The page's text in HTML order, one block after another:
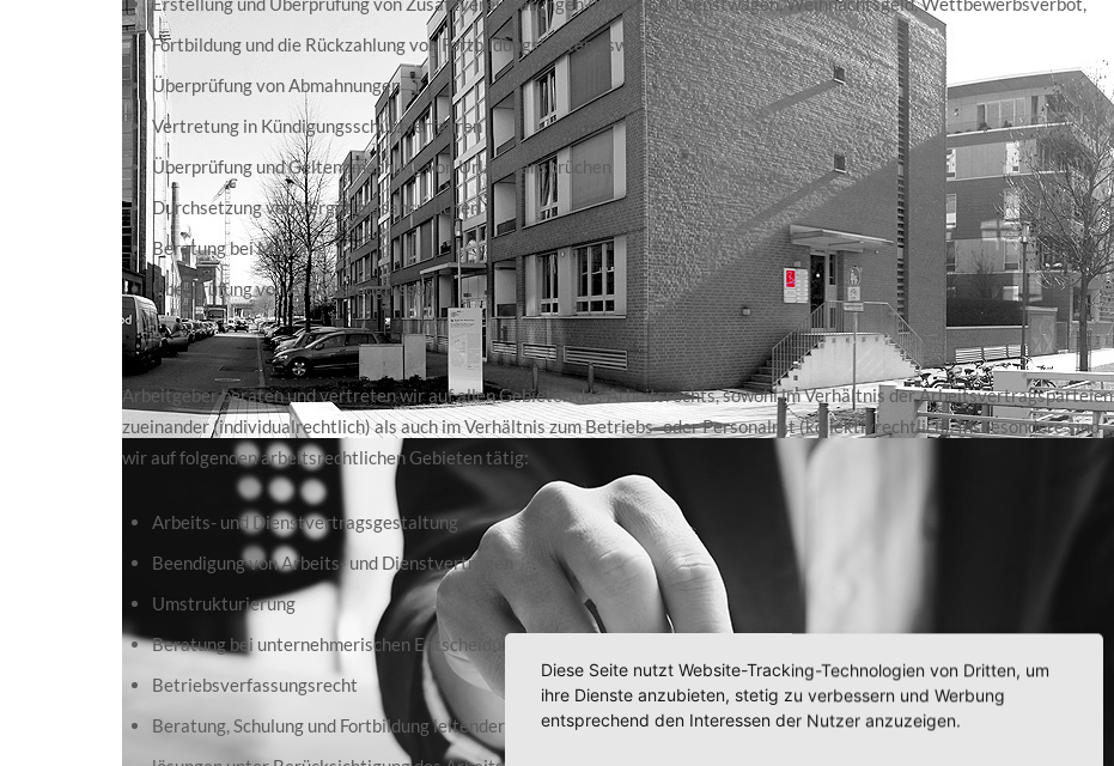
Fortbildung und die Rückzahlung von Fortbildungskosten usw.)
Überprüfung von Abmahnungen
Vertretung in Kündigungsschutzverfahren
Überprüfung und Geltendmachung von Urlaubsansprüchen
Durchsetzung von Vergütungsansprüchen
Beratung bei Mobbing
Überprüfung von Arbeitszeugnissen
Arbeitgeber beraten und vertreten wir auf allen Gebieten des Arbeitsrechts, sowohl im Verhältnis der Arbeitsvertragsparteien
zueinander (individualrechtlich) als auch im Verhältnis zum Betriebs- oder Personalrat (kollektivrechtlich). Insbesondere sind
wir auf folgenden arbeitsrechtlichen Gebieten tätig:
Arbeits- und Dienstvertragsgestaltung
Beendigung von Arbeits- und Dienstverträgen
Umstrukturierung
Beratung bei unternehmerischen Entscheidungen
Betriebsverfassungsrecht
Beratung, Schulung und Fortbildung leitender Angestellter hinsichtlich arbeitsrechtlicher Problemgestaltungen und -
Diese Seite nutzt Website-Tracking-Technologien von Dritten, um
ihre Dienste anzubieten, stetig zu verbessern und Werbung
entsprechend den Interessen der Nutzer anzuzeigen.